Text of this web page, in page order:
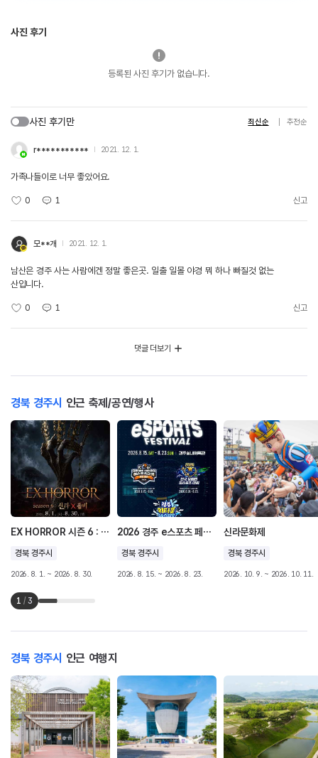
사진 후기
등록된 사진 후기가 없습니다.
사진 후기만 최신순 추천순
r*********** 2021. 12. 1.
가족나들이로 너무 좋았어요.
0 1 신고
모**개 2021. 12. 1.
남산은 경주 사는 사람에겐 정말 좋은곳. 일출 일몰 야경 뭐 하나 빠질것 없는
산입니다.
0 1 신고
댓글 더보기
경북 경주시 인근 축제/공연/행사
EX HORROR 시즌 6 : 신라X좀비
경북 경주시
2026. 8. 1. ~ 2026. 8. 30.
2026 경주 e스포츠 페스티벌
경북 경주시
2026. 8. 15. ~ 2026. 8. 23.
신라문화제
경북 경주시
2026. 10. 9. ~ 2026. 10. 11.
1 / 3
경북 경주시 인근 여행지